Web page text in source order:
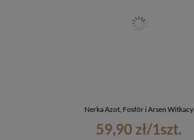
Nerka Azot, Fosfór i Arsen Witkacy
59,90 zł/1szt.